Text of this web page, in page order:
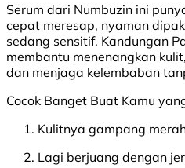
Serum dari Numbuzin ini
cepat meresap, nyaman
sedang sensitif. Kandungan
membantu menenangkan
dan menjaga kelembaban
Cocok Banget Buat Kamu
Kulitnya gampang
Lagi berjuang dengan